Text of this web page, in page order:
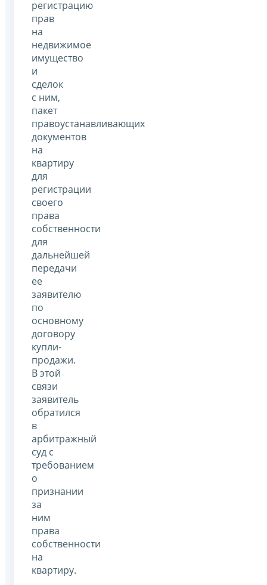
регистрацию
прав
на
недвижимое
имущество
и
сделок
с ним,
пакет
правоустанавливающих
документов
на
квартиру
для
регистрации
своего
права
собственности
для
дальнейшей
передачи
ее
заявителю
по
основному
договору
купли-
продажи.
В этой
связи
заявитель
обратился
в
арбитражный
суд с
требованием
о
признании
за
ним
права
собственности
на
квартиру.